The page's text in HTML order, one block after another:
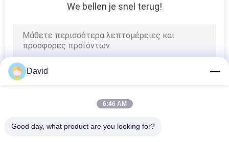
We bellen je snel terug!
David
6:46 AM
Good day, what product are you looking for?